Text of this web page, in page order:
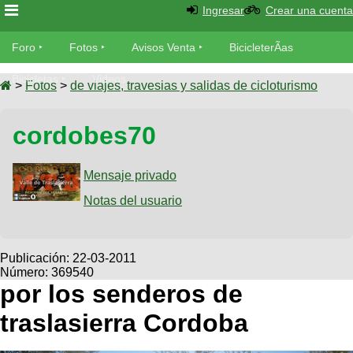
Foro
Foro
MecÃ¡nica
Fotos
SUBÃ
Galeria
Bicicletas
Viajes
Descenso
Dirt
Avisos
Ventas
SUBÃ
Buscar
Ultimos
Fotos
BicicleterÃ­
Bicicletas
Tandem
Videos
Cicloturismo
Ingresar Crear una cuenta
Foro Fotos Avisos Venta BicicleterÃ­as
Bicicletas Videos
> Fotos > de viajes, travesias y salidas de cicloturismo
cordobes70
Mensaje privado
Notas del usuario
Publicación: 22-03-2011
Número: 369540
por los senderos de
traslasierra Cordoba